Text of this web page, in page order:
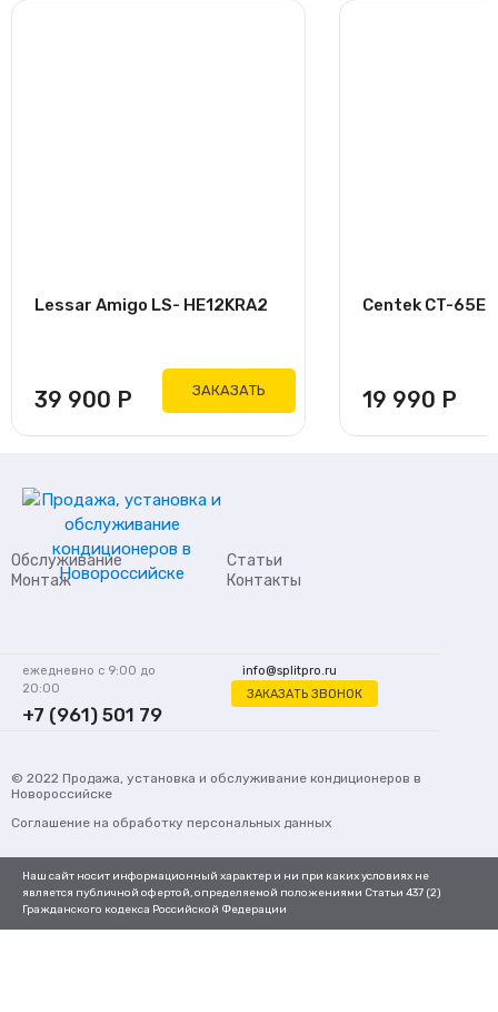
Lessar Amigo LS- HE12KRA2
39 900 Р ЗАКАЗАТЬ
Centek CT-
19 990 Р
Обслуживание
Монтаж
Статьи
Контакты
info@splitpro.ru
ЗАКАЗАТЬ ЗВОНОК
ежедневно с 9:00 до
20:00
+7 (961) 501 79
© 2022 Продажа, установка и обслуживание кондиционеров в
Новороссийске
Соглашение на обработку персональных данных
Наш сайт носит информационный характер и ни при каких условиях не
является публичной офертой, определяемой положениями Статьи 437 (2)
Гражданского кодекса Российской Федерации